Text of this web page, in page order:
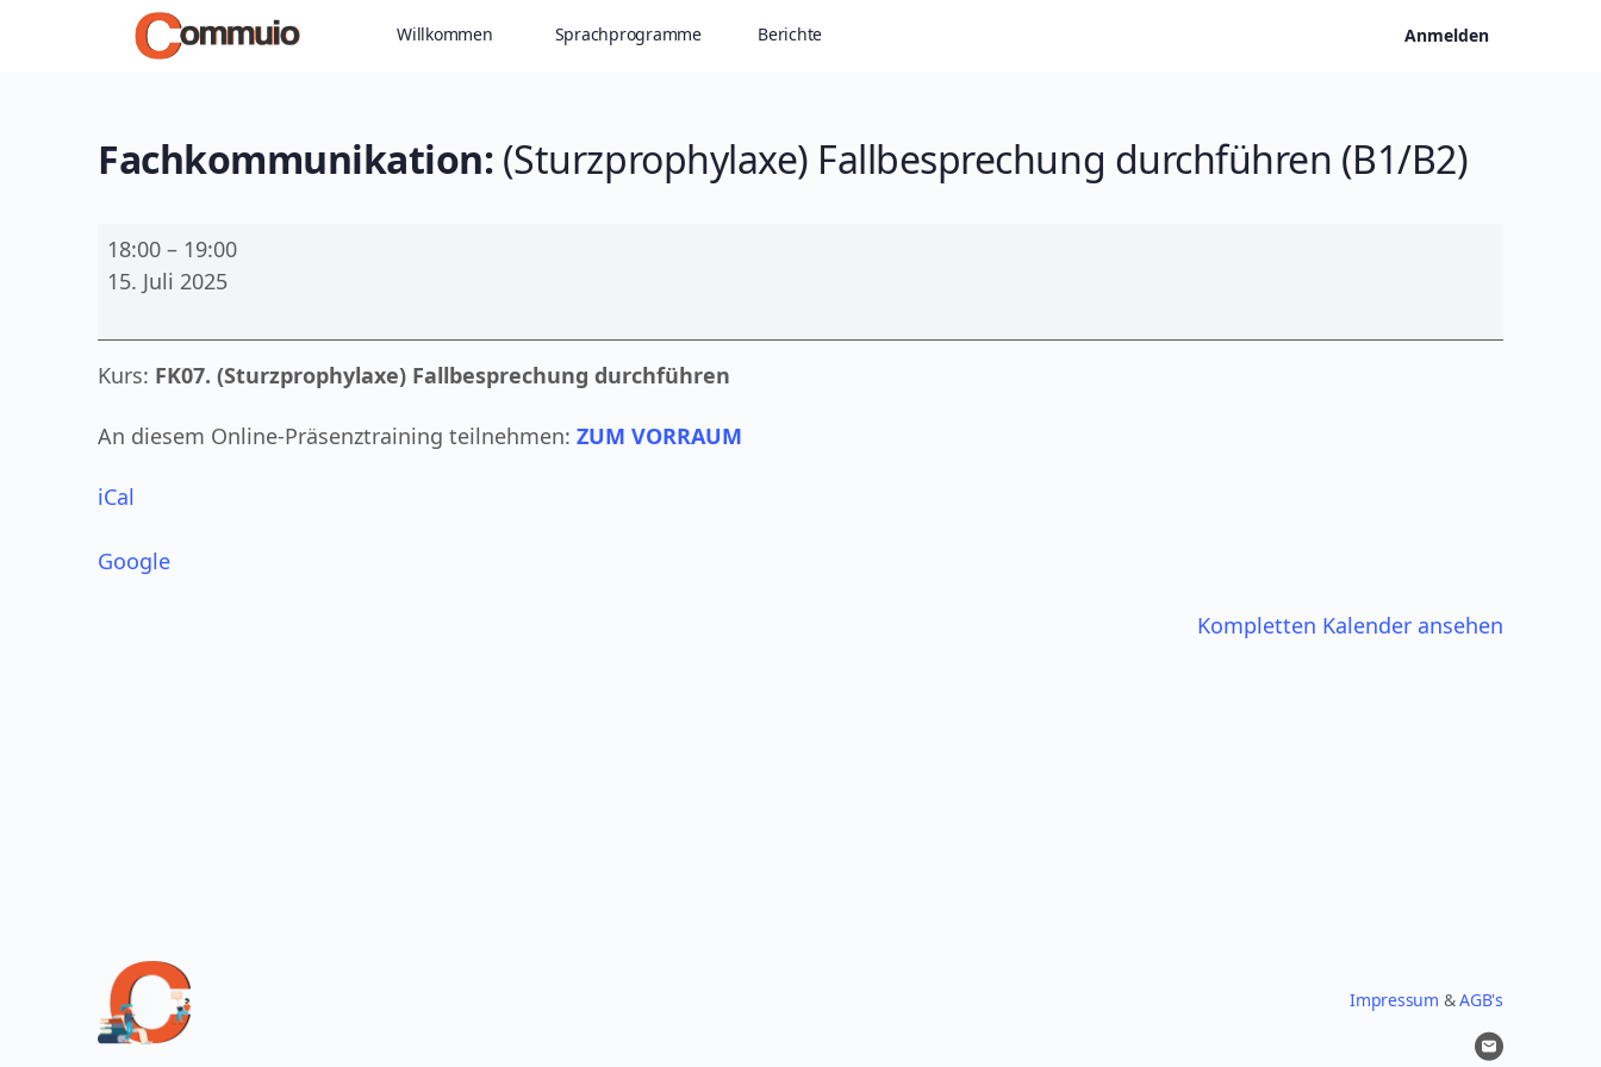
Willkommen Sprachprogramme Berichte Anmelden
Fachkommunikation: (Sturzprophylaxe) Fallbesprechung durchführen (B1/B2)
Fachkommunikation:
(Sturzprophylaxe)
Fallbesprechung
durchführen
(B1/B2)
18:00 – 19:00
15. Juli 2025
Kurs: FK07. (Sturzprophylaxe) Fallbesprechung durchführen
An diesem Online-Präsenztraining teilnehmen: ZUM VORRAUM
iCal
Google
Kompletten Kalender ansehen
Impressum &AGB's